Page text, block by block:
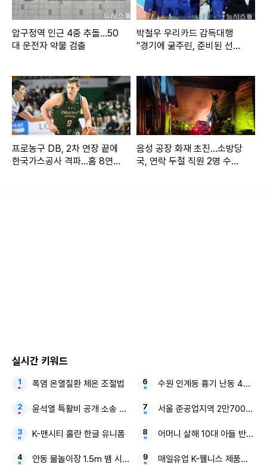
손예진은 "촬영장에서 누에를 얻어왔는데 열심히 뽕잎을 먹고
커져서 고치를 짓고 오늘 나방이 나왔어요. 너무 신기하고 뭉
이를 본 누리꾼들은 "언니 이렇게 부계정 만들어줘서 감사해
요", "글이랑 사진 자주 올려주세요" 등의 댓글을 올렸다.
한편 손예진은 배우 현빈과 2022년 3월 결혼했으며, 같은해 1
손예진은 배우 이병헌과 호흡을 맞췄다. 배우 박희순·이성민·
염혜란·차승원·유연석 등도 함께 했다. '어쩔수가없다'는 제지
업체 회사원으로 만족스러운 삶을 살아가다가 갑자기 해고당
비하면서 벌어지는 일을 그린 작품이다.
압구정역 인근 4중 추돌…50
대 운전자 약물 검출
박철우 우리카드 감독대행
"경기에 굶주린, 준비된 선수
프로농구 DB, 2차 연장 끝에
한국가스공사 격파…홈 8연
음성 공장 화재 초진…소방당
국, 연락 두절 직원 2명 수색
실시간 키워드
폭염 온열질환 체온 조절법
윤석열 특활비 공개 소송 대법 대통령실
K-맨시티 홀란 한글 유니폼
안동 물놀이장 1.5m 뱀 시민 대피 소동
수원 인계동 흉기 난동 40대
서울 준공업지역 2만7000가
어머니 살해 10대 아들 반려견
매일유업 K-웰니스 제품군 북